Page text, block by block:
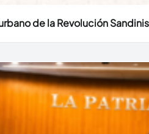
de la Revolución